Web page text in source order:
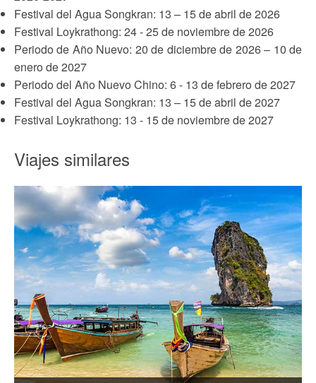
Festival del Agua Songkran: 13 – 15 de abril de 2026
Festival Loykrathong: 24 - 25 de noviembre de 2026
Periodo de Año Nuevo: 20 de diciembre de 2026 – 10 de
enero de 2027
Periodo del Año Nuevo Chino: 6 - 13 de febrero de 2027
Festival del Agua Songkran: 13 – 15 de abril de 2027
Festival Loykrathong: 13 - 15 de noviembre de 2027
Viajes similares